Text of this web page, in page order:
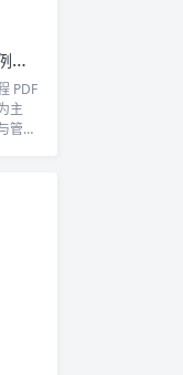
大数据基础编程、实验和案例教程 PDF下载
PDF
主
管